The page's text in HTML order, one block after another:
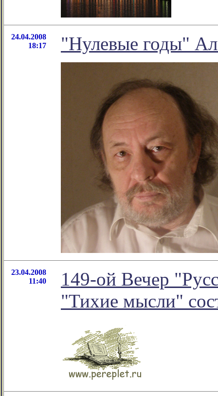
24.04.2008
18:17
"Нулевые годы"
23.04.2008
11:40
149-ой Вечер
"Тихие мысли"